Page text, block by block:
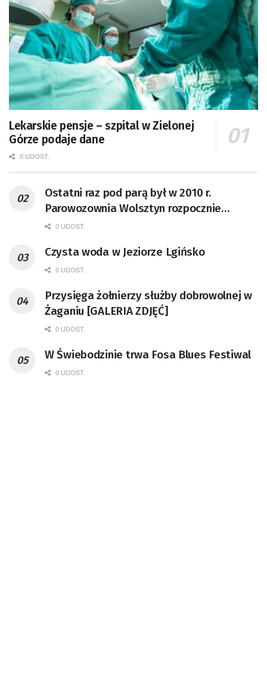
Lekarskie pensje – szpital w Zielonej
Górze podaje dane
0 UDOST.
Ostatni raz pod parą był w 2010 r.
Parowozownia Wolsztyn rozpocznie
remont unikatowego Tr5-65
0 UDOST.
Czysta woda w Jeziorze Lgińsko
0 UDOST.
Przysięga żołnierzy służby dobrowolnej w
Żaganiu [GALERIA ZDJĘĆ]
0 UDOST.
W Świebodzinie trwa Fosa Blues Festiwal
0 UDOST.